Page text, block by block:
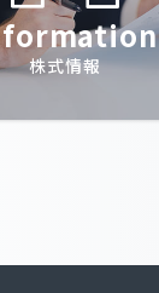
株式情報